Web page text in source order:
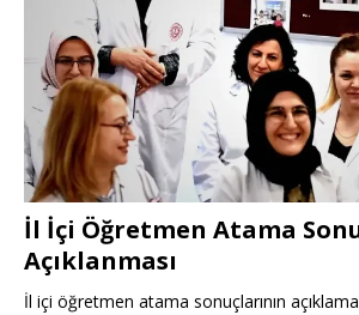
İl İçi Öğretmen Atama
Açıklanması
İl içi öğretmen atama sonuçlarının